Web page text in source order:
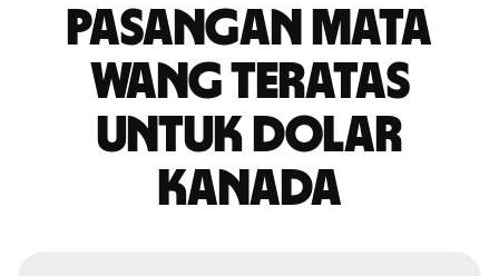
Pasangan mata
wang teratas
untuk dolar
Kanada